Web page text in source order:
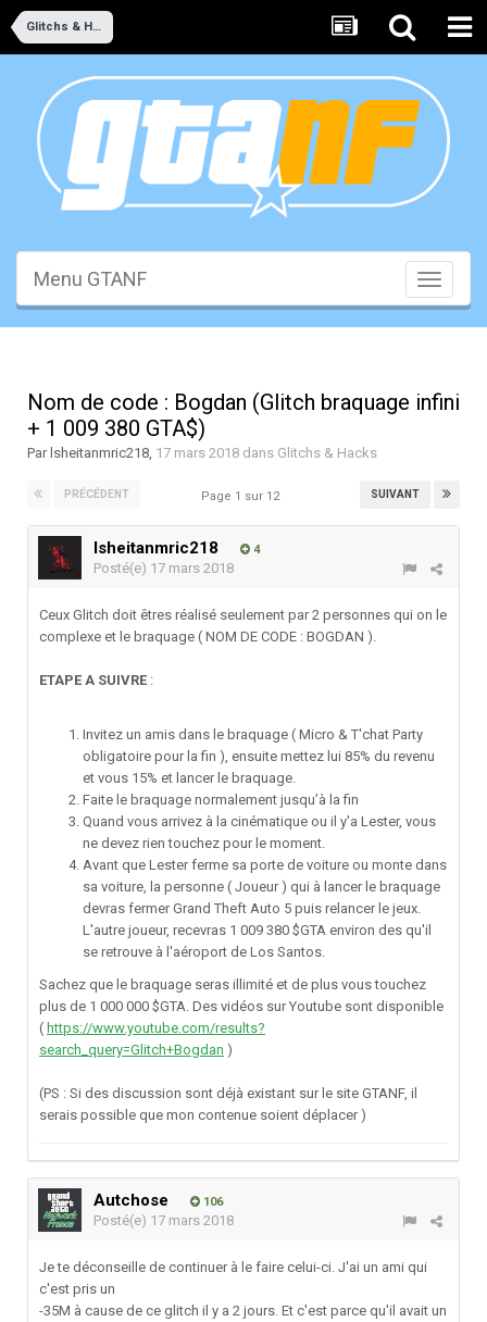
Glitchs & Hacks
Toggle
Menu GTANF
Nom de code : Bogdan (Glitch braquage infini
+ 1 009 380 GTA$)
Par lsheitanmric218, 17 mars 2018 dans Glitchs & Hacks
PRÉCÉDENT SUIVANT
Page 1 sur 12
lsheitanmric218 4
Posté(e) 17 mars 2018
Ceux Glitch doit êtres réalisé seulement par 2 personnes qui on le
complexe et le braquage ( NOM DE CODE : BOGDAN ).
ETAPE A SUIVRE :
Invitez un amis dans le braquage ( Micro & T'chat Party
obligatoire pour la fin ), ensuite mettez lui 85% du revenu
et vous 15% et lancer le braquage.
Faite le braquage normalement jusqu’à la fin
Quand vous arrivez à la cinématique ou il y'a Lester, vous
ne devez rien touchez pour le moment.
Avant que Lester ferme sa porte de voiture ou monte dans
sa voiture, la personne ( Joueur ) qui à lancer le braquage
devras fermer Grand Theft Auto 5 puis relancer le jeux.
L'autre joueur, recevras 1 009 380 $GTA environ des qu'il
se retrouve à l'aéroport de Los Santos.
Sachez que le braquage seras illimité et de plus vous touchez
plus de 1 000 000 $GTA. Des vidéos sur Youtube sont disponible
( https://www.youtube.com/results?
search_query=Glitch+Bogdan )
(PS : Si des discussion sont déjà existant sur le site GTANF, il
serais possible que mon contenue soient déplacer )
Autchose 106
Posté(e) 17 mars 2018
Je te déconseille de continuer à le faire celui-ci. J'ai un ami qui
c'est pris un
-35M à cause de ce glitch il y a 2 jours. Et c'est parce qu'il avait un